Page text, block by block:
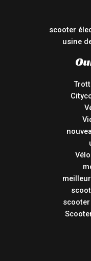
scooter
usine